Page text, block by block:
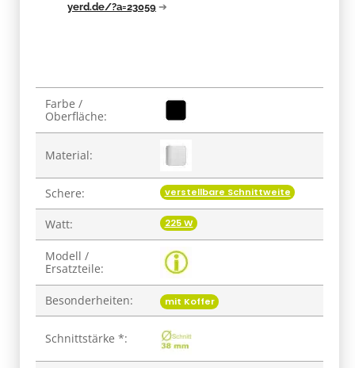
yerd.de/?a=23059 ➔
Produkteigenschaft
Wert
Farbe /
Oberfläche:
Material:
Schere: verstellbare Schnittweite
Watt: 225 W
Modell /
Ersatzteile:
Besonderheiten: mit Koffer
Schnittstärke *: